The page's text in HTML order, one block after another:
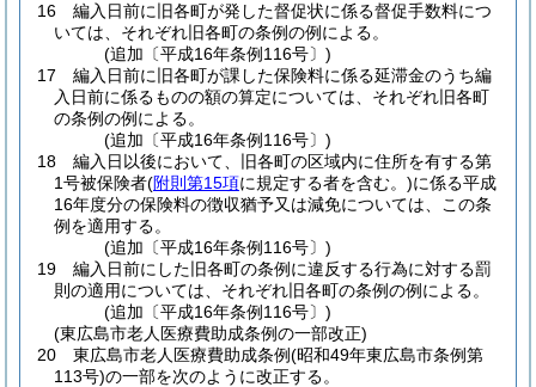
16
編入日前に旧各町が発した督促状に係る督促手数料につ
いては、それぞれ旧各町の条例の例による。
(追加〔平成16年条例116号〕)
17
編入日前に旧各町が課した保険料に係る延滞金のうち編
入日前に係るものの額の算定については、それぞれ旧各町
の条例の例による。
(追加〔平成16年条例116号〕)
18
編入日以後において、旧各町の区域内に住所を有する第
1号被保険者(附則第15項に規定する者を含む。)に係る平成
16年度分の保険料の徴収猶予又は減免については、この条
例を適用する。
(追加〔平成16年条例116号〕)
19
編入日前にした旧各町の条例に違反する行為に対する罰
則の適用については、それぞれ旧各町の条例の例による。
(追加〔平成16年条例116号〕)
(東広島市老人医療費助成条例の一部改正)
20
東広島市老人医療費助成条例(昭和49年東広島市条例第
113号)の一部を次のように改正する。